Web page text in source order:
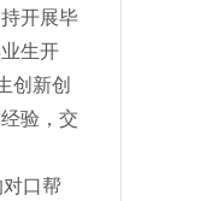
开展毕
生开
创新创
验，交
口帮